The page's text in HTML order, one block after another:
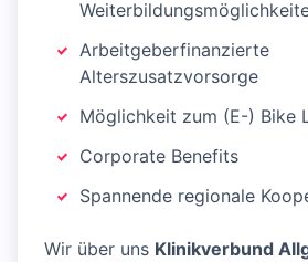
Arbeitgeberfinanzierte
Alterszusatzvorsorge
Möglichkeit zum (E-) Bike
Corporate Benefits
Spannende regionale
Wir über uns Klinikverbund